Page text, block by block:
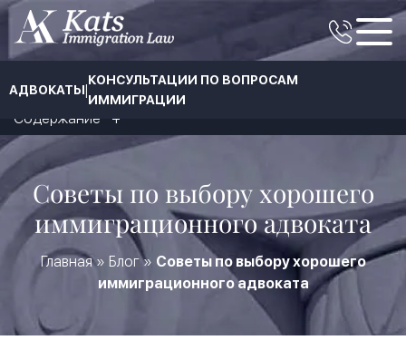
АДВОКАТЫ|
КОНСУЛЬТАЦИИ ПО ВОПРОСАМ
ИММИГРАЦИИ
Советы по выбору хорошего
иммиграционного адвоката
Главная» Блог» Советы по выбору хорошего
иммиграционного адвоката
Содержание